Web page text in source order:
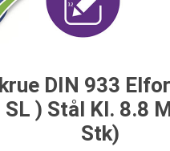
DIN 933
SL ) Stål Kl. 8.8
Stk)